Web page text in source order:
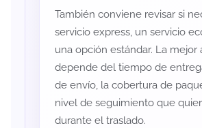
También conviene revisar si
servicio express, un servicio
una opción estándar. La mejor
depende del tiempo de
de envío, la cobertura de
nivel de seguimiento que
durante el traslado.